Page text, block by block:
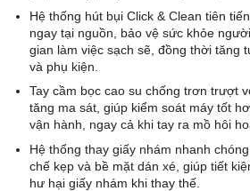
Hệ thống hút bụi Click & Clean tiên
ngay tại nguồn, bảo vệ sức khỏe
gian làm việc sạch sẽ, đồng thời tăng
và phụ kiện.
Tay cầm bọc cao su chống trơn trượt
tăng ma sát, giúp kiểm soát máy tốt
vận hành, ngay cả khi tay ra mồ hôi
Hệ thống thay giấy nhám nhanh
chế kẹp và bề mặt dán xé, giúp tiết
hư hại giấy nhám khi thay thế.